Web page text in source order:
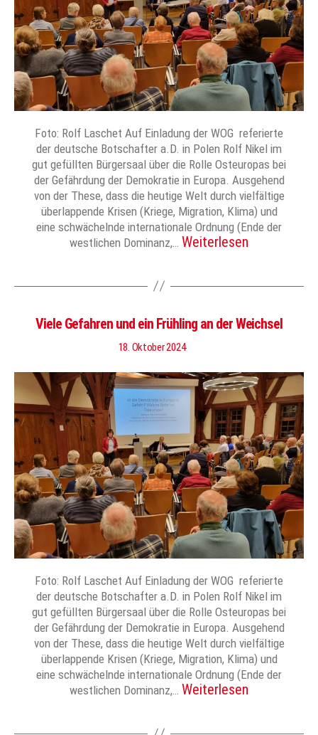
Foto: Rolf Laschet Auf Einladung der WOG referierte
der deutsche Botschafter a.D. in Polen Rolf Nikel im
gut gefüllten Bürgersaal über die Rolle Osteuropas bei
der Gefährdung der Demokratie in Europa. Ausgehend
von der These, dass die heutige Welt durch vielfältige
überlappende Krisen (Kriege, Migration, Klima) und
eine schwächelnde internationale Ordnung (Ende der
westlichen Dominanz,… Weiterlesen
Viele Gefahren und ein Frühling an der Weichsel
18. Oktober 2024
Foto: Rolf Laschet Auf Einladung der WOG referierte
der deutsche Botschafter a.D. in Polen Rolf Nikel im
gut gefüllten Bürgersaal über die Rolle Osteuropas bei
der Gefährdung der Demokratie in Europa. Ausgehend
von der These, dass die heutige Welt durch vielfältige
überlappende Krisen (Kriege, Migration, Klima) und
eine schwächelnde internationale Ordnung (Ende der
westlichen Dominanz,… Weiterlesen